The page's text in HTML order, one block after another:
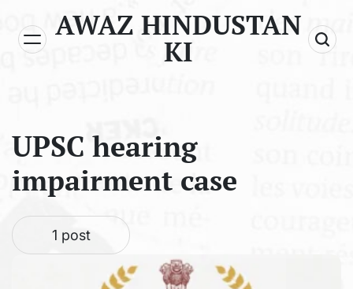
content
AWAZ HINDUSTAN
KI
UPSC hearing
impairment case
1 post